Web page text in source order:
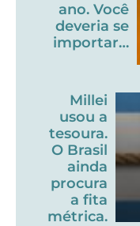
ano. Você
deveria se
importar…
Millei
usou a
tesoura.
O Brasil
ainda
procura
a fita
métrica.